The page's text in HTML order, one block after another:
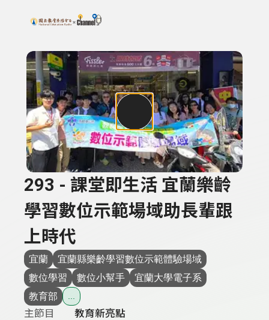
上方功能區塊
搜尋關鍵字：可輸入節目名稱、主持人或關鍵字
293 - 課堂即生活 宜蘭樂齡
學習數位示範場域助長輩跟
上時代
宜蘭
宜蘭縣樂齡學習數位示範體驗場域
數位學習
數位小幫手
宜蘭大學電子系
教育部
主節目
教育新亮點